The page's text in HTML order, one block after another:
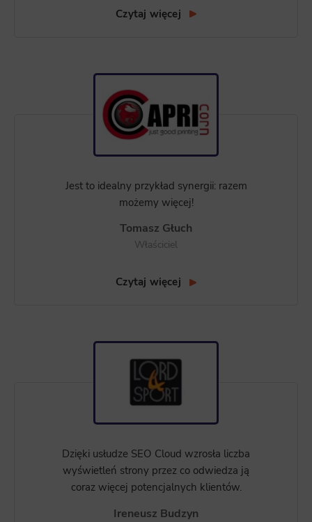
Czytaj więcej
Jest to idealny przykład synergii: razem
możemy więcej!
Tomasz Głuch
Właściciel
Czytaj więcej
Dzięki usłudze SEO Cloud wzrosła liczba
wyświetleń strony przez co odwiedza ją
coraz więcej potencjalnych klientów.
Ireneusz Budzyn